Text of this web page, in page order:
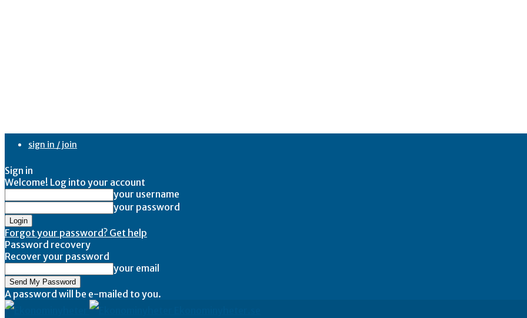
sign in / join
Sign in
Welcome! Log into your account
your username
your password
Forgot your password? Get help
Password recovery
Recover your password
your email
A password will be e-mailed to you.